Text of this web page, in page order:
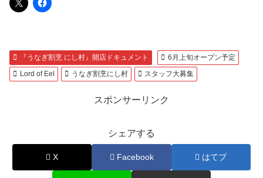
『うなぎ割烹 にし村』開店ドキュメント
6月上旬オープン予定
Lord of Eel
うなぎ割烹にし村 スタッフ大募集
スポンサーリンク
シェアする
X Facebook はてブ